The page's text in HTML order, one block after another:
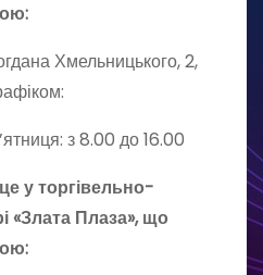
Хмельницького, 2,
з 8.00 до 16.00
у торгівельно-
«Злата Плаза», що